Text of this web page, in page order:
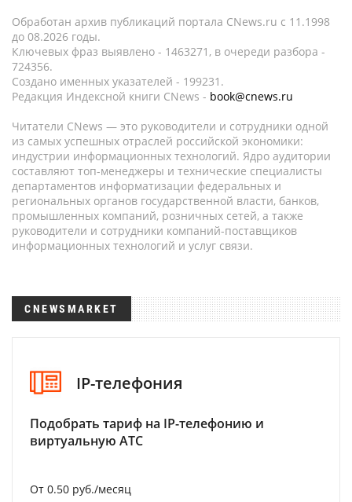
Обработан архив публикаций портала CNews.ru c 11.1998
до 08.2026 годы.
Ключевых фраз выявлено - 1463271, в очереди разбора -
724356.
Создано именных указателей - 199231.
Редакция Индексной книги CNews - book@cnews.ru
Читатели CNews — это руководители и сотрудники одной
из самых успешных отраслей российской экономики:
индустрии информационных технологий. Ядро аудитории
составляют топ-менеджеры и технические специалисты
департаментов информатизации федеральных и
региональных органов государственной власти, банков,
промышленных компаний, розничных сетей, а также
руководители и сотрудники компаний-поставщиков
информационных технологий и услуг связи.
CNEWSMARKET
IP-телефония
Подобрать тариф на IP-телефонию и
виртуальную АТС
От 0.50 руб./месяц